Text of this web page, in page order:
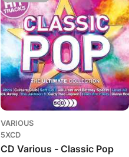
VARIOUS
5XCD
CD Various - Classic Pop